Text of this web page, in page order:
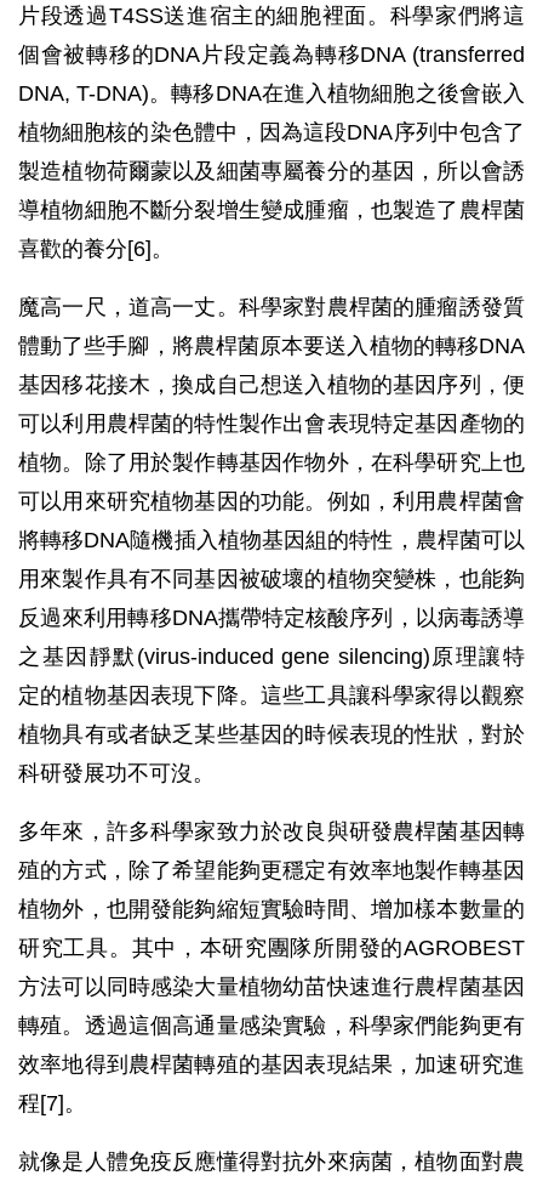
片段透過T4SS送進宿主的細胞裡面。科學家們將這
個會被轉移的DNA片段定義為轉移DNA (transferred
DNA, T-DNA)。轉移DNA在進入植物細胞之後會嵌入
植物細胞核的染色體中，因為這段DNA序列中包含了
製造植物荷爾蒙以及細菌專屬養分的基因，所以會誘
導植物細胞不斷分裂增生變成腫瘤，也製造了農桿菌
喜歡的養分[6]。
魔高一尺，道高一丈。科學家對農桿菌的腫瘤誘發質
體動了些手腳，將農桿菌原本要送入植物的轉移DNA
基因移花接木，換成自己想送入植物的基因序列，便
可以利用農桿菌的特性製作出會表現特定基因產物的
植物。除了用於製作轉基因作物外，在科學研究上也
可以用來研究植物基因的功能。例如，利用農桿菌會
將轉移DNA隨機插入植物基因組的特性，農桿菌可以
用來製作具有不同基因被破壞的植物突變株，也能夠
反過來利用轉移DNA攜帶特定核酸序列，以病毒誘導
之基因靜默(virus-induced gene silencing)原理讓特
定的植物基因表現下降。這些工具讓科學家得以觀察
植物具有或者缺乏某些基因的時候表現的性狀，對於
科研發展功不可沒。
多年來，許多科學家致力於改良與研發農桿菌基因轉
殖的方式，除了希望能夠更穩定有效率地製作轉基因
植物外，也開發能夠縮短實驗時間、增加樣本數量的
研究工具。其中，本研究團隊所開發的AGROBEST
方法可以同時感染大量植物幼苗快速進行農桿菌基因
轉殖。透過這個高通量感染實驗，科學家們能夠更有
效率地得到農桿菌轉殖的基因表現結果，加速研究進
程[7]。
就像是人體免疫反應懂得對抗外來病菌，植物面對農